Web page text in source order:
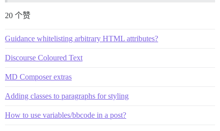
20 个赞
Guidance whitelisting arbitrary HTML attributes?
Discourse Coloured Text
MD Composer extras
Adding classes to paragraphs for styling
How to use variables/bbcode in a post?